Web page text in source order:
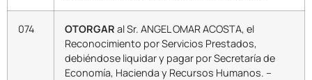
074 OTORGAR al Sr. ANGEL OMAR ACOSTA, el
Reconocimiento por Servicios Prestados,
debiéndose liquidar y pagar por Secretaría de
Economía, Hacienda y Recursos Humanos. –